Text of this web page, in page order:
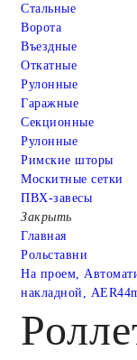
Стальные
Ворота
Въездные
Откатные
Рулонные
Гаражные
Cекционные
Рулонные
Римские шторы
Москитные сетки
ПВХ-завесы
Закрыть
Главная
Рольставни
На проем,
накладной,